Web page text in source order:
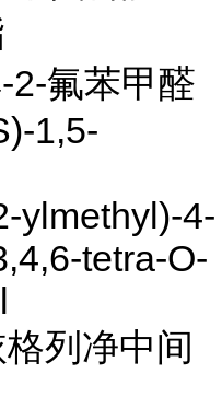
2-氟苯甲醛
1,5-
ylmethyl)-4-
tetra-O-
列净中间